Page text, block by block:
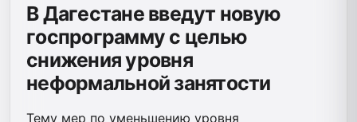
В Дагестане введут новую
госпрограмму с целью
снижения уровня
неформальной занятости
Тему мер по уменьшению уровня